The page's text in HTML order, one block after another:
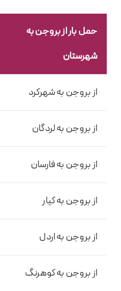
حمل بار از بروجن به
شهرستان
از بروجن به شهرکرد
از بروجن به لردگان
از بروجن به فارسان
از بروجن به کیار
از بروجن به اردل
از بروجن به کوهرنگ